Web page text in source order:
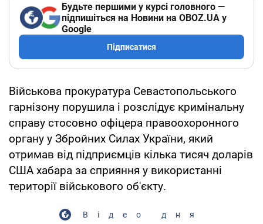
Будьте першими у курсі головного —
підпишіться на Новини на OBOZ.UA у
Google
Підписатися
Військова прокуратура Севастопольського
гарнізону порушила і розслідує кримінальну
справу стосовно офіцера правоохоронного
органу у Збройних Силах України, який
отримав від підприємців кілька тисяч доларів
США хабара за сприяння у використанні
території військового об'єкту.
Відео дня